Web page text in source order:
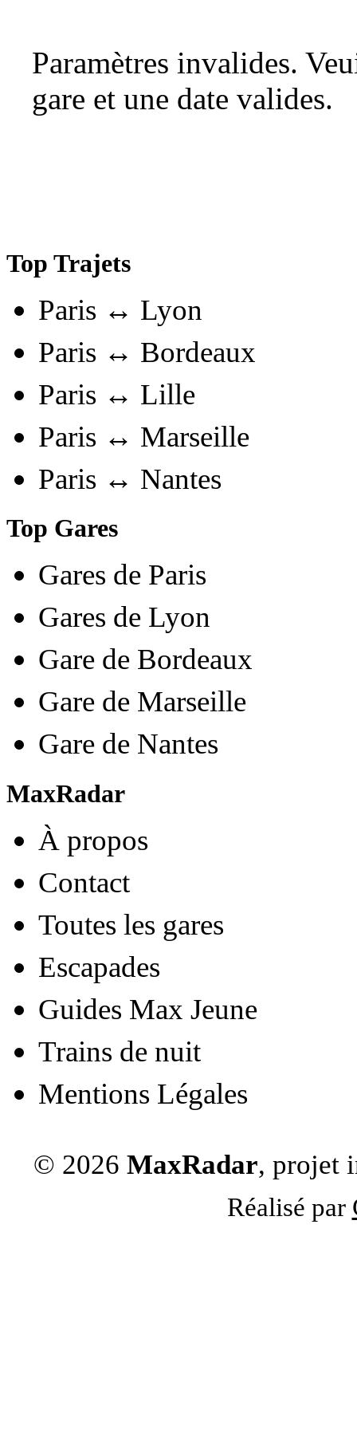
Paramètres invalides.
gare et une date valides.
Top Trajets
Paris ↔ Lyon
Paris ↔ Bordeaux
Paris ↔ Lille
Paris ↔ Marseille
Paris ↔ Nantes
Top Gares
Gares de Paris
Gares de Lyon
Gare de Bordeaux
Gare de Marseille
Gare de Nantes
MaxRadar
À propos
Contact
Toutes les gares
Escapades
Guides Max Jeune
Trains de nuit
Mentions Légales
© 2026 MaxRadar, projet
Réalisé par